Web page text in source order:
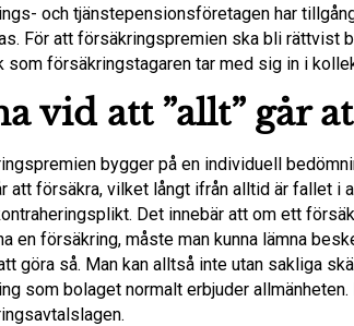
och tjänstepensionsföretagen har
För att försäkringspremien ska bli rättvist
som försäkringstagaren tar med sig in i
vid att ”allt” går
bygger på en individuell
att försäkra, vilket långt ifrån alltid är fallet i
Det innebär att om ett
en försäkring, måste man kunna lämna
göra så. Man kan alltså inte utan sakliga
som bolaget normalt erbjuder